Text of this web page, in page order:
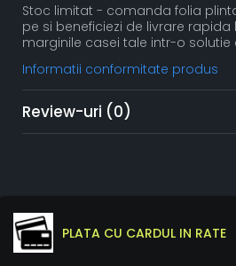
Stoc limitat - comanda folia
pe si beneficiezi de livrare
marginile casei tale intr-o
Informatii conformitate produs
Review-uri (0)
PLATA CU CARDUL IN RATE